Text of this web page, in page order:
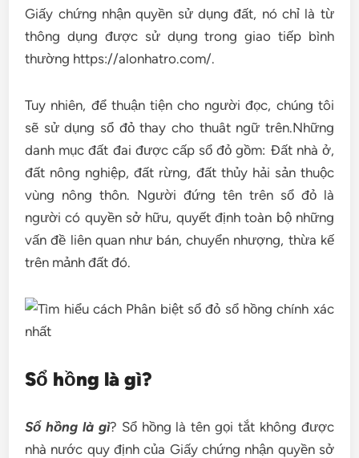
Giấy chứng nhận quyền sử dụng đất, nó chỉ là từ
thông dụng được sử dụng trong giao tiếp bình
thường https://alonhatro.com/.
Tuy nhiên, để thuận tiện cho người đọc, chúng tôi
sẽ sử dụng sổ đỏ thay cho thuât ngữ trên.Những
danh mục đất đai được cấp sổ đỏ gồm: Đất nhà ở,
đất nông nghiệp, đất rừng, đất thủy hải sản thuộc
vùng nông thôn. Người đứng tên trên sổ đỏ là
người có quyền sở hữu, quyết định toàn bộ những
vấn đề liên quan như bán, chuyển nhượng, thừa kế
trên mảnh đất đó.
Sổ hồng là gì?
Sổ hồng là gì? Sổ hồng là tên gọi tắt không được
nhà nước quy định của Giấy chứng nhận quyền sở